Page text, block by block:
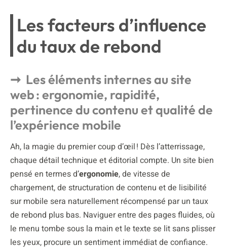
Les facteurs d’influence
du taux de rebond
Les éléments internes au site
web : ergonomie, rapidité,
pertinence du contenu et qualité de
l’expérience mobile
Ah, la magie du premier coup d’œil ! Dès l’atterrissage,
chaque détail technique et éditorial compte. Un site bien
pensé en termes d’ergonomie, de vitesse de
chargement, de structuration de contenu et de lisibilité
sur mobile sera naturellement récompensé par un taux
de rebond plus bas. Naviguer entre des pages fluides, où
le menu tombe sous la main et le texte se lit sans plisser
les yeux, procure un sentiment immédiat de confiance.